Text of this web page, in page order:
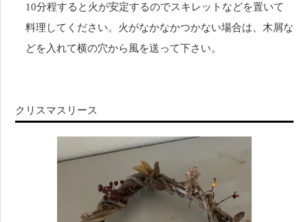
10分程すると火が安定するのでスキレットなどを置いて
料理してください。火がなかなかつかない場合は、木屑な
どを入れて横の穴から風を送って下さい。
クリスマスリース